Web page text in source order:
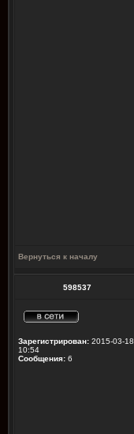
Вернуться к началу
598537
Зарегистрирован: 2015-03-18
10:54
Сообщения: 6